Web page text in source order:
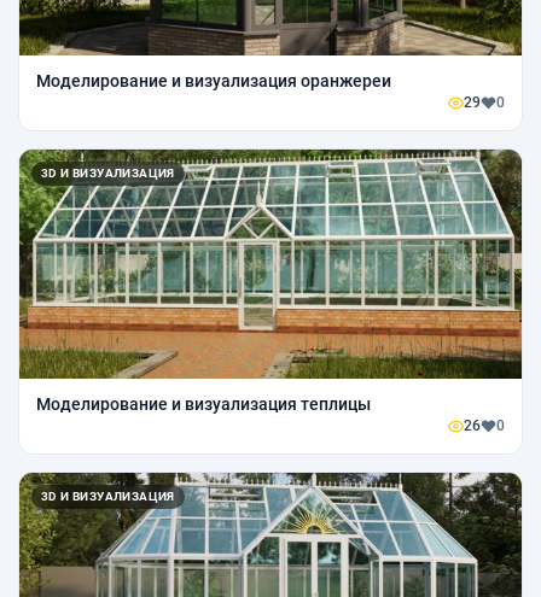
Моделирование и визуализация оранжереи
29 0
3D И ВИЗУАЛИЗАЦИЯ
Моделирование и визуализация теплицы
26 0
3D И ВИЗУАЛИЗАЦИЯ